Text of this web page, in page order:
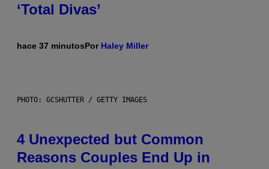
‘Total Divas’
hace 37 minutosPor Haley Miller
PHOTO: GCSHUTTER / GETTY IMAGES
4 Unexpected but Common
Reasons Couples End Up in